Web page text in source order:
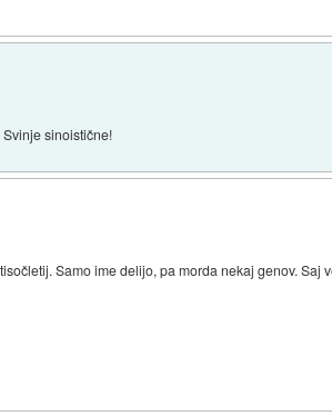
sinoistične!
Samo ime delijo, pa morda nekaj genov. Saj